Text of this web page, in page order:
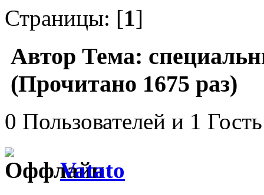
Страницы: [1]
Автор Тема:
(Прочитано 1675 раз)
0 Пользователей и 1
Vatato